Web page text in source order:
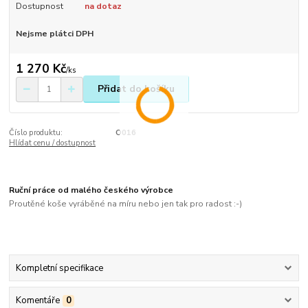
Dostupnost na dotaz
Nejsme plátci DPH
1 270 Kč/ks
Přidat do košíku
Číslo produktu:
O016
Hlídat cenu / dostupnost
Ruční práce od malého českého výrobce
Proutěné koše vyráběné na míru nebo jen tak pro radost :-)
Kompletní specifikace
Komentáře 0